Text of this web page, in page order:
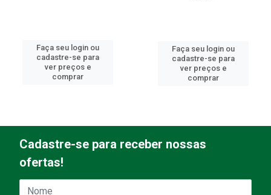
Faça seu login ou
cadastre-se para
ver preços e
comprar
Faça seu login ou
cadastre-se para
ver preços e
comprar
Cadastre-se para receber nossas
ofertas!